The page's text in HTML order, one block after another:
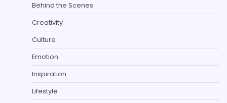
Behind the Scenes
Creativity
Culture
Emotion
Inspiration
Lifestyle